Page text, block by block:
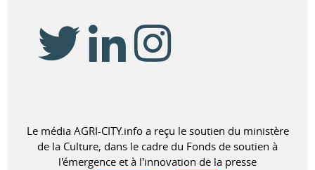
Le média AGRI-CITY.info a reçu le soutien du ministère
de la Culture, dans le cadre du Fonds de soutien à
l'émergence et à l'innovation de la presse